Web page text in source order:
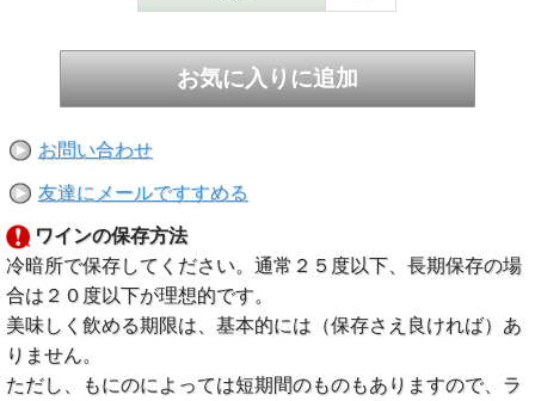
お問い合わせ
友達にメールですすめる
ワインの保存方法
冷暗所で保存してください。通常２５度以下、長期保存の場
合は２０度以下が理想的です。
美味しく飲める期限は、基本的には（保存さえ良ければ）あ
りません。
ただし、もにのによっては短期間のものもありますので、ラ